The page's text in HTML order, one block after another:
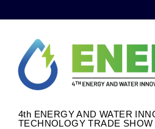
4th ENERGY AND WATER
TECHNOLOGY TRADE SHOW